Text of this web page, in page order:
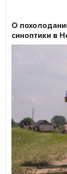
О
синоптики в